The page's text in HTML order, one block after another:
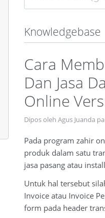
Knowledgebase
Cara
Dan Jasa
Online
Dipos oleh Agus Juanda
Pada program zahir
produk dalam satu
jasa pasang atau
Untuk hal tersebut
Invoice atau Invoice
form pada header